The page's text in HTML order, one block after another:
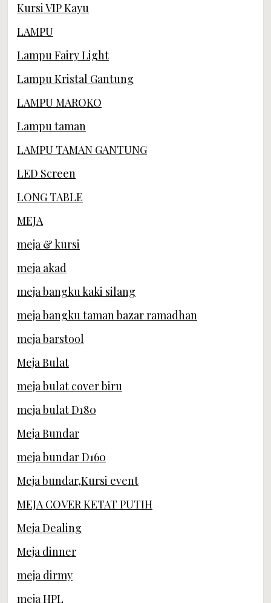
Kursi VIP Kayu
LAMPU
Lampu Fairy Light
Lampu Kristal Gantung
LAMPU MAROKO
Lampu taman
LAMPU TAMAN GANTUNG
LED Screen
LONG TABLE
MEJA
meja & kursi
meja akad
meja bangku kaki silang
meja bangku taman bazar ramadhan
meja barstool
Meja Bulat
meja bulat cover biru
meja bulat D180
Meja Bundar
meja bundar D160
Meja bundar,Kursi event
MEJA COVER KETAT PUTIH
Meja Dealing
Meja dinner
meja dirmy
meja HPL